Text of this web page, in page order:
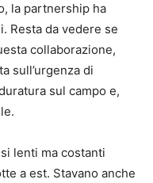
la partnership ha
Resta da vedere se
collaborazione,
sull’urgenza di
sul campo e,
lenti ma costanti
a est. Stavano anche